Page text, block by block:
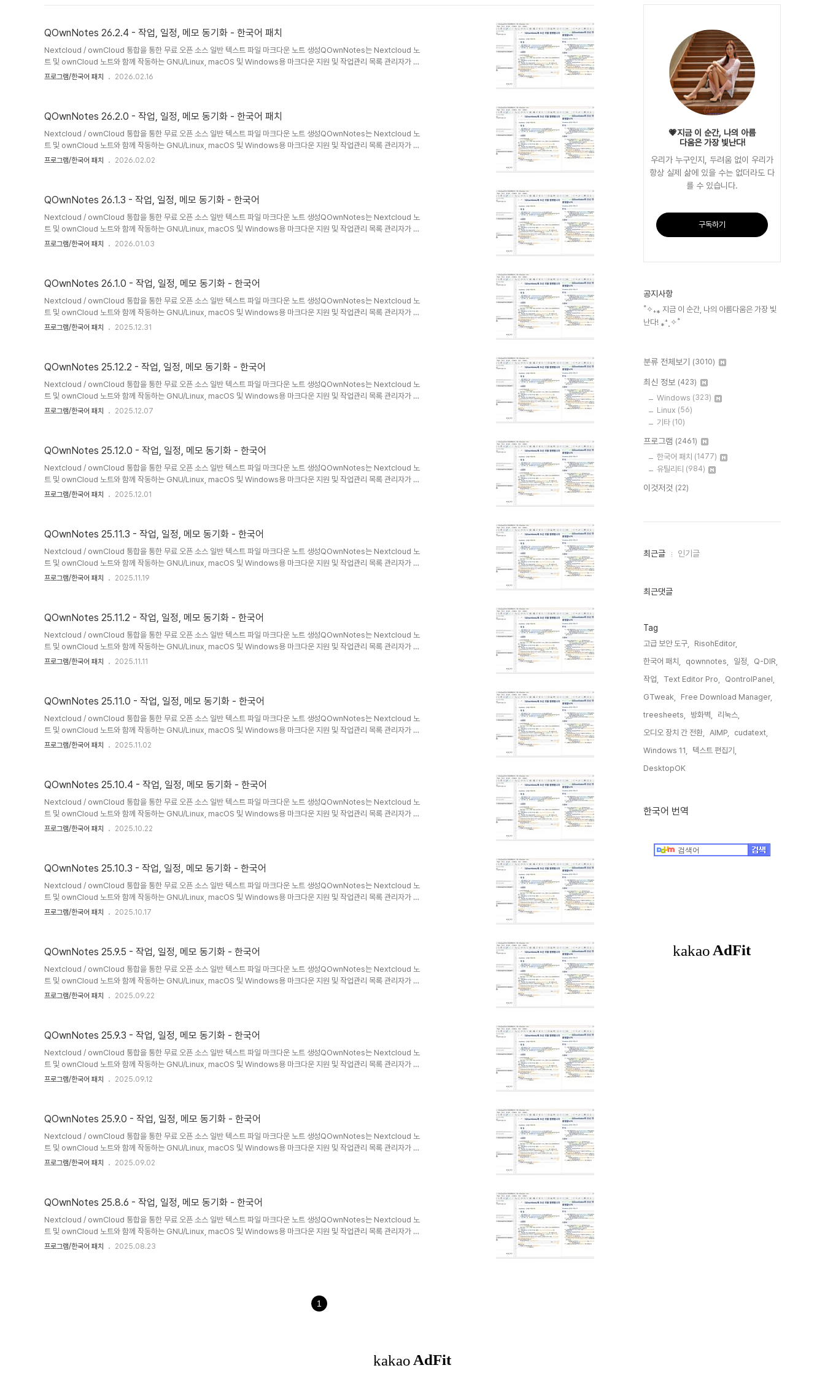
QOwnNotes 26.2.4 - 작업, 일정, 메모 동기화 - 한국어 패치
Nextcloud / ownCloud 통합을 통한 무료 오픈 소스 일반 텍스트 파일 마크다운 노트 생성QOwnNotes는 Nextcloud 노
트 및 ownCloud 노트와 함께 작동하는 GNU/Linux, macOS 및 Windows용 마크다운 지원 및 작업관리 목록 관리자가 있
는 오픈 소스 메모장입니다.QOwnNotes를 사용하여 생각을 기록하고 나중에 Android용 Nextcloud 노트 또는
프로그램/한국어 패치 2026.02.16
QOwnNotes 26.2.0 - 작업, 일정, 메모 동기화 - 한국어 패치
Nextcloud / ownCloud 통합을 통한 무료 오픈 소스 일반 텍스트 파일 마크다운 노트 생성QOwnNotes는 Nextcloud 노
트 및 ownCloud 노트와 함께 작동하는 GNU/Linux, macOS 및 Windows용 마크다운 지원 및 작업관리 목록 관리자가 있
는 오픈 소스 메모장입니다.QOwnNotes를 사용하여 생각을 기록하고 나중에 Android용 Nextcloud 노트 또는
프로그램/한국어 패치 2026.02.02
QOwnNotes 26.1.3 - 작업, 일정, 메모 동기화 - 한국어
Nextcloud / ownCloud 통합을 통한 무료 오픈 소스 일반 텍스트 파일 마크다운 노트 생성QOwnNotes는 Nextcloud 노
트 및 ownCloud 노트와 함께 작동하는 GNU/Linux, macOS 및 Windows용 마크다운 지원 및 작업관리 목록 관리자가 있
는 오픈 소스 메모장입니다.QOwnNotes를 사용하여 생각을 기록하고 나중에 Android용 Nextcloud 노트 또는
프로그램/한국어 패치 2026.01.03
QOwnNotes 26.1.0 - 작업, 일정, 메모 동기화 - 한국어
Nextcloud / ownCloud 통합을 통한 무료 오픈 소스 일반 텍스트 파일 마크다운 노트 생성QOwnNotes는 Nextcloud 노
트 및 ownCloud 노트와 함께 작동하는 GNU/Linux, macOS 및 Windows용 마크다운 지원 및 작업관리 목록 관리자가 있
는 오픈 소스 메모장입니다.QOwnNotes를 사용하여 생각을 기록하고 나중에 Android용 Nextcloud 노트 또는
프로그램/한국어 패치 2025.12.31
QOwnNotes 25.12.2 - 작업, 일정, 메모 동기화 - 한국어
Nextcloud / ownCloud 통합을 통한 무료 오픈 소스 일반 텍스트 파일 마크다운 노트 생성QOwnNotes는 Nextcloud 노
트 및 ownCloud 노트와 함께 작동하는 GNU/Linux, macOS 및 Windows용 마크다운 지원 및 작업관리 목록 관리자가 있
는 오픈 소스 메모장입니다.QOwnNotes를 사용하여 생각을 기록하고 나중에 Android용 Nextcloud 노트 또는
프로그램/한국어 패치 2025.12.07
QOwnNotes 25.12.0 - 작업, 일정, 메모 동기화 - 한국어
Nextcloud / ownCloud 통합을 통한 무료 오픈 소스 일반 텍스트 파일 마크다운 노트 생성QOwnNotes는 Nextcloud 노
트 및 ownCloud 노트와 함께 작동하는 GNU/Linux, macOS 및 Windows용 마크다운 지원 및 작업관리 목록 관리자가 있
는 오픈 소스 메모장입니다.QOwnNotes를 사용하여 생각을 기록하고 나중에 Android용 Nextcloud 노트 또는
프로그램/한국어 패치 2025.12.01
QOwnNotes 25.11.3 - 작업, 일정, 메모 동기화 - 한국어
Nextcloud / ownCloud 통합을 통한 무료 오픈 소스 일반 텍스트 파일 마크다운 노트 생성QOwnNotes는 Nextcloud 노
트 및 ownCloud 노트와 함께 작동하는 GNU/Linux, macOS 및 Windows용 마크다운 지원 및 작업관리 목록 관리자가 있
는 오픈 소스 메모장입니다.QOwnNotes를 사용하여 생각을 기록하고 나중에 Android용 Nextcloud 노트 또는
프로그램/한국어 패치 2025.11.19
QOwnNotes 25.11.2 - 작업, 일정, 메모 동기화 - 한국어
Nextcloud / ownCloud 통합을 통한 무료 오픈 소스 일반 텍스트 파일 마크다운 노트 생성QOwnNotes는 Nextcloud 노
트 및 ownCloud 노트와 함께 작동하는 GNU/Linux, macOS 및 Windows용 마크다운 지원 및 작업관리 목록 관리자가 있
는 오픈 소스 메모장입니다.QOwnNotes를 사용하여 생각을 기록하고 나중에 Android용 Nextcloud 노트 또는
프로그램/한국어 패치 2025.11.11
QOwnNotes 25.11.0 - 작업, 일정, 메모 동기화 - 한국어
Nextcloud / ownCloud 통합을 통한 무료 오픈 소스 일반 텍스트 파일 마크다운 노트 생성QOwnNotes는 Nextcloud 노
트 및 ownCloud 노트와 함께 작동하는 GNU/Linux, macOS 및 Windows용 마크다운 지원 및 작업관리 목록 관리자가 있
는 오픈 소스 메모장입니다.QOwnNotes를 사용하여 생각을 기록하고 나중에 Android용 Nextcloud 노트 또는
프로그램/한국어 패치 2025.11.02
QOwnNotes 25.10.4 - 작업, 일정, 메모 동기화 - 한국어
Nextcloud / ownCloud 통합을 통한 무료 오픈 소스 일반 텍스트 파일 마크다운 노트 생성QOwnNotes는 Nextcloud 노
트 및 ownCloud 노트와 함께 작동하는 GNU/Linux, macOS 및 Windows용 마크다운 지원 및 작업관리 목록 관리자가 있
는 오픈 소스 메모장입니다.QOwnNotes를 사용하여 생각을 기록하고 나중에 Android용 Nextcloud 노트 또는
프로그램/한국어 패치 2025.10.22
QOwnNotes 25.10.3 - 작업, 일정, 메모 동기화 - 한국어
Nextcloud / ownCloud 통합을 통한 무료 오픈 소스 일반 텍스트 파일 마크다운 노트 생성QOwnNotes는 Nextcloud 노
트 및 ownCloud 노트와 함께 작동하는 GNU/Linux, macOS 및 Windows용 마크다운 지원 및 작업관리 목록 관리자가 있
는 오픈 소스 메모장입니다.QOwnNotes를 사용하여 생각을 기록하고 나중에 Android용 Nextcloud 노트 또는
프로그램/한국어 패치 2025.10.17
QOwnNotes 25.9.5 - 작업, 일정, 메모 동기화 - 한국어
Nextcloud / ownCloud 통합을 통한 무료 오픈 소스 일반 텍스트 파일 마크다운 노트 생성QOwnNotes는 Nextcloud 노
트 및 ownCloud 노트와 함께 작동하는 GNU/Linux, macOS 및 Windows용 마크다운 지원 및 작업관리 목록 관리자가 있
는 오픈 소스 메모장입니다.QOwnNotes를 사용하여 생각을 기록하고 나중에 Android용 Nextcloud 노트 또는
프로그램/한국어 패치 2025.09.22
QOwnNotes 25.9.3 - 작업, 일정, 메모 동기화 - 한국어
Nextcloud / ownCloud 통합을 통한 무료 오픈 소스 일반 텍스트 파일 마크다운 노트 생성QOwnNotes는 Nextcloud 노
트 및 ownCloud 노트와 함께 작동하는 GNU/Linux, macOS 및 Windows용 마크다운 지원 및 작업관리 목록 관리자가 있
는 오픈 소스 메모장입니다.QOwnNotes를 사용하여 생각을 기록하고 나중에 Android용 Nextcloud 노트 또는
프로그램/한국어 패치 2025.09.12
QOwnNotes 25.9.0 - 작업, 일정, 메모 동기화 - 한국어
Nextcloud / ownCloud 통합을 통한 무료 오픈 소스 일반 텍스트 파일 마크다운 노트 생성QOwnNotes는 Nextcloud 노
트 및 ownCloud 노트와 함께 작동하는 GNU/Linux, macOS 및 Windows용 마크다운 지원 및 작업관리 목록 관리자가 있
는 오픈 소스 메모장입니다.QOwnNotes를 사용하여 생각을 기록하고 나중에 Android용 Nextcloud 노트 또는
프로그램/한국어 패치 2025.09.02
QOwnNotes 25.8.6 - 작업, 일정, 메모 동기화 - 한국어
Nextcloud / ownCloud 통합을 통한 무료 오픈 소스 일반 텍스트 파일 마크다운 노트 생성QOwnNotes는 Nextcloud 노
트 및 ownCloud 노트와 함께 작동하는 GNU/Linux, macOS 및 Windows용 마크다운 지원 및 작업관리 목록 관리자가 있
는 오픈 소스 메모장입니다.QOwnNotes를 사용하여 생각을 기록하고 나중에 Android용 Nextcloud 노트 또는
프로그램/한국어 패치 2025.08.23
1
💗지금 이 순간, 나의 아름
다움은 가장 빛난다!
우리가 누구인지, 두려움 없이 우리가
항상 실제 삶에 있을 수는 없더라도 다
를 수 있습니다.
구독하기
공지사항
˚✧₊⁎ 지금 이 순간, 나의 아름다움은 가장 빛
난다! ⁎⁺˳✧˚
분류 전체보기 (3010)
최신 정보 (423)
Windows (323)
Linux (56)
기타 (10)
프로그램 (2461)
한국어 패치 (1477)
유틸리티 (984)
이것저것 (22)
최
인
최근글 인기글
최근댓글
Tag
고급 보안 도구,
RisohEditor,
한국어 패치,
qownnotes, 일정,
Q-DIR,
작업,
Text Editor Pro,
QontrolPanel,
GTweak,
Free Download Manager,
treesheets,
방화벽,
리눅스,
오디오 장치 간 전환,
AIMP,
cudatext,
Windows 11,
텍스트 편집기,
DesktopOK,
한국어 번역